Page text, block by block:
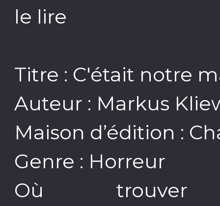
le lire
Titre : C'était notre
Auteur : Markus
Maison d’édition :
Genre : Horreur
Où